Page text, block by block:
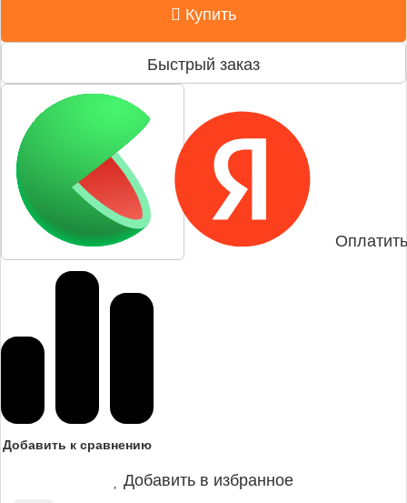
Купить
Быстрый заказ
Добавить к сравнению
Добавить в избранное